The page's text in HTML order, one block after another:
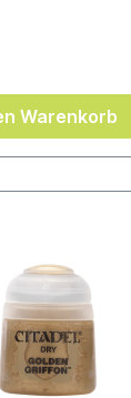
Warenkorb